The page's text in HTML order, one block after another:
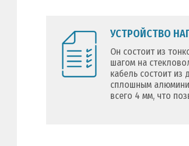
УСТРОЙСТВО
Он состоит из
шагом на
кабель состоит
сплошным
всего 4 мм, что